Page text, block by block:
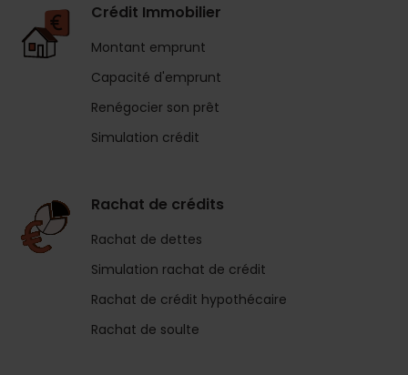
Crédit Immobilier
Montant emprunt
Capacité d'emprunt
Renégocier son prêt
Simulation crédit
Rachat de crédits
Rachat de dettes
Simulation rachat de crédit
Rachat de crédit hypothécaire
Rachat de soulte